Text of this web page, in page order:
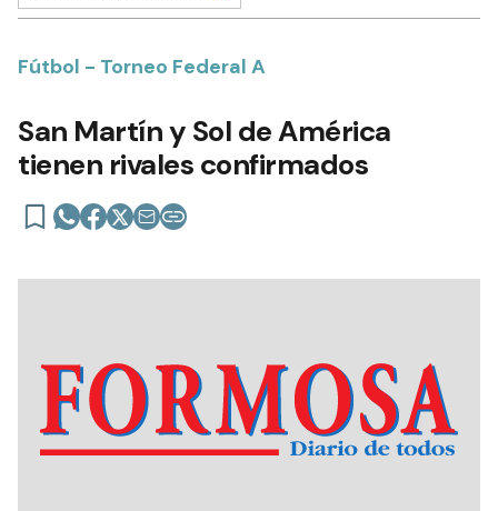
Fútbol - Torneo Federal A
San Martín y Sol de América
tienen rivales confirmados